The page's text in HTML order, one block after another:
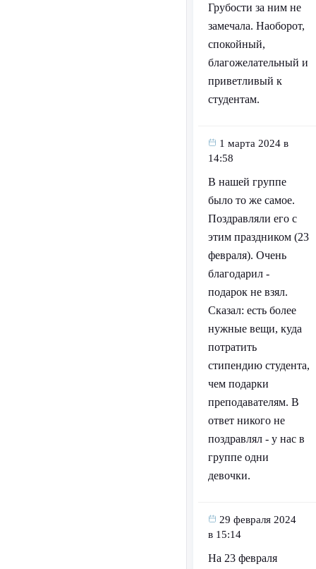
Грубости за ним не
замечала. Наоборот,
спокойный,
благожелательный и
приветливый к
студентам.
1 марта 2024 в
14:58
В нашей группе
было то же самое.
Поздравляли его с
этим праздником (23
февраля). Очень
благодарил -
подарок не взял.
Сказал: есть более
нужные вещи, куда
потратить
стипендию студента,
чем подарки
преподавателям. В
ответ никого не
поздравлял - у нас в
группе одни
девочки.
29 февраля 2024
в 15:14
На 23 февраля